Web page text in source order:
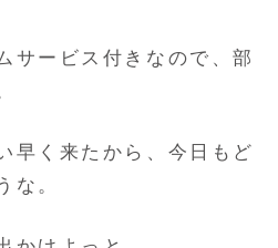
サービス付きなので、部
早く来たから、今日もど
な。